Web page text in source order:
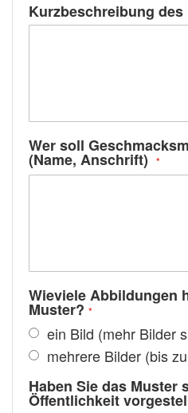
Kurzbeschreibung des
Wer soll
(Name, Anschrift)
Wieviele Abbildungen
Muster?
ein Bild (mehr Bilder
mehrere Bilder (bis
Haben Sie das Muster
Öffentlichkeit